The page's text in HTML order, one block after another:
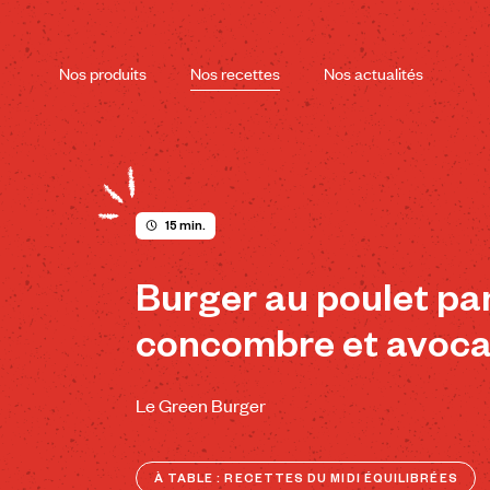
Skip
content
Nos produits Nos recettes Nos actualités
15 min.
Burger au poulet
concombre et
Le Green Burger
À TABLE : RECETTES DU MIDI ÉQUILIBRÉES